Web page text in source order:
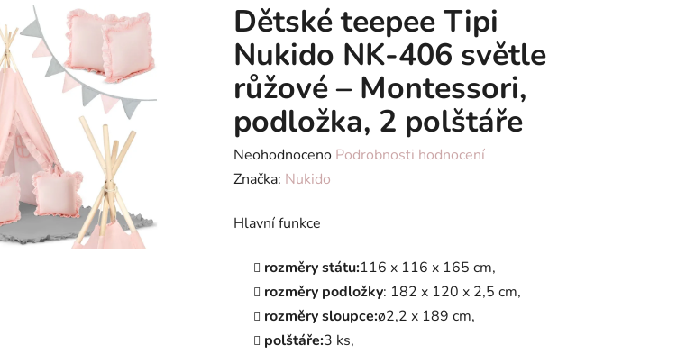
Dětské teepee Tipi
Nukido NK-406 světle
růžové – Montessori,
podložka, 2 polštáře
Průměrné
hodnocení
je
hvězdiček.
Neohodnoceno Podrobnosti hodnocení
Značka: Nukido
Hlavní funkce
rozměry státu:116 x 116 x 165 cm,
rozměry podložky: 182 x 120 x 2,5 cm,
rozměry sloupce:ø2,2 x 189 cm,
polštáře:3 ks,